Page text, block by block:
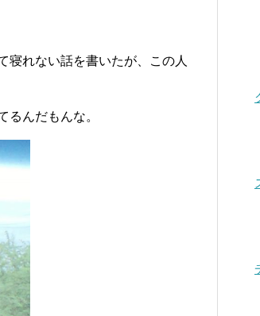
寝れない話を書いたが、この人
るんだもんな。